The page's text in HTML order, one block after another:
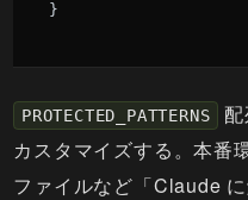
}
PROTECTED_PATTERNS
カスタマイズする。本番
ファイルなど「Claude